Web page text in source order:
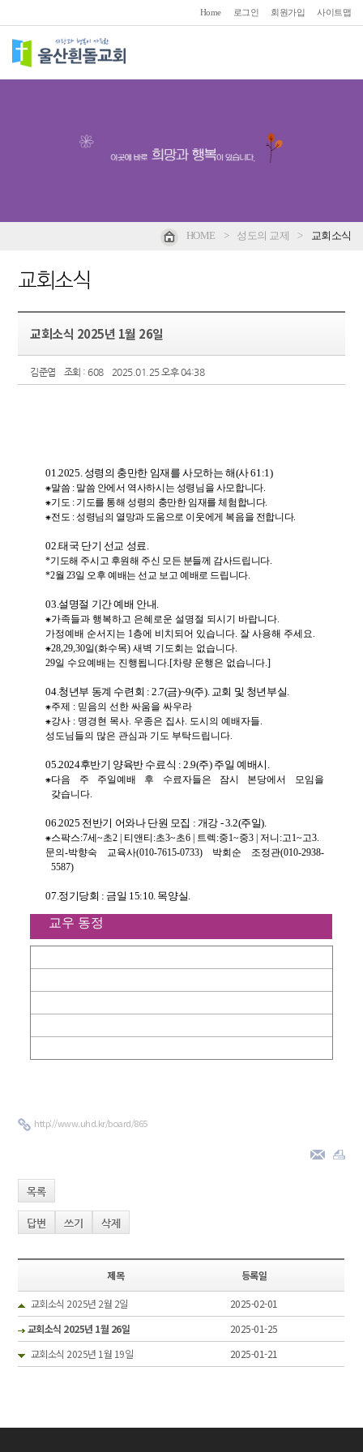
Home 로그인 회원가입 사이트맵
HOME > 성도의 교제 > 교회소식
교회소식
교회소식 2025년 1월 26일
김준엽 조회 : 608 2025.01.25 오후 04:38
01.2025. 성령의 충만한 임재를 사모하는 해(사61:1)
⁕말씀 : 말씀 안에서 역사하시는 성령님을 사모합니다.
⁕기도 : 기도를 통해 성령의 충만한 임재를 체험합니다.
⁕전도 :성령님의 열망과 도움으로 이웃에게 복음을 전합니다.
02.태국 단기 선교 성료.
*기도해 주시고 후원해 주신 모든 분들께 감사드립니다.
*2월 23일 오후 예배는 선교 보고 예배로 드립니다.
03.설명절 기간 예배 안내.
⁕가족들과 행복하고 은혜로운 설명절 되시기 바랍니다.
가정예배 순서지는 1층에 비치되어 있습니다. 잘 사용해 주세요.
⁕28,29,30일(화수목)새벽 기도회는 없습니다.
29일 수요예배는 진행됩니다.[차량 운행은 없습니다.]
04.청년부 동계 수련회 : 2.7(금)~9(주). 교회 및 청년부실.
⁕주제 : 믿음의 선한 싸움을 싸우라
⁕강사 : 명경현 목사. 우종은 집사. 도시의 예배자들.
성도님들의 많은 관심과 기도 부탁드립니다.
05.2024후반기 양육반 수료식 : 2.9(주) 주일 예배시 .
⁕다음 주 주일예배 후 수료자들은 잠시 본당에서 모임을
갖습니다.
06.2025 전반기 어와나 단원 모집 : 개강 - 3.2(주일).
⁕스팍스:7세~초2 | 티앤티 :초3~초6 | 트렉:중1~중3 | 저니 :고1~고3.
문의-박향숙 교육사(010-7615-0733) 박회순 조정관(010-2938-
5587)
07.정기당회 : 금일 15:10. 목양실.
교우 동정
http://www.uhd.kr/board/865
목록
답변 쓰기 삭제
제목 등록일
교회소식 2025년 2월 2일
2025-02-01
교회소식 2025년 1월 26일
2025-01-25
교회소식 2025년 1월 19일
2025-01-21